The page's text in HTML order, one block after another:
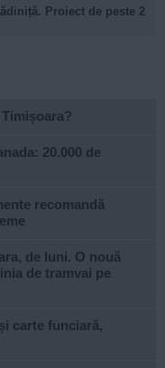
Proiect de peste 2
20.000 de
recomandă
de luni. O nouă
de tramvai pe
carte funciară,